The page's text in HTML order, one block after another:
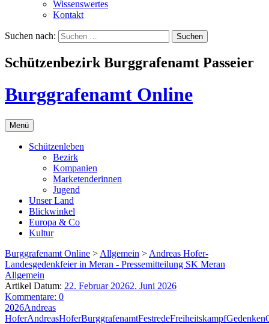
Wissenswertes
Kontakt
Suchen nach:
Schützenbezirk Burggrafenamt Passeier
Burggrafenamt Online
Menü
Schützenleben
Bezirk
Kompanien
Marketenderinnen
Jugend
Unser Land
Blickwinkel
Europa & Co
Kultur
Burggrafenamt Online > Allgemein > Andreas Hofer-
Landesgedenkfeier in Meran - Pressemitteilung SK Meran
Allgemein
Artikel Datum: 22. Februar 20262. Juni 2026
Kommentare: 0
2026Andreas
HoferAndreasHoferBurggrafenamtFestredeFreiheitskampfGedenken